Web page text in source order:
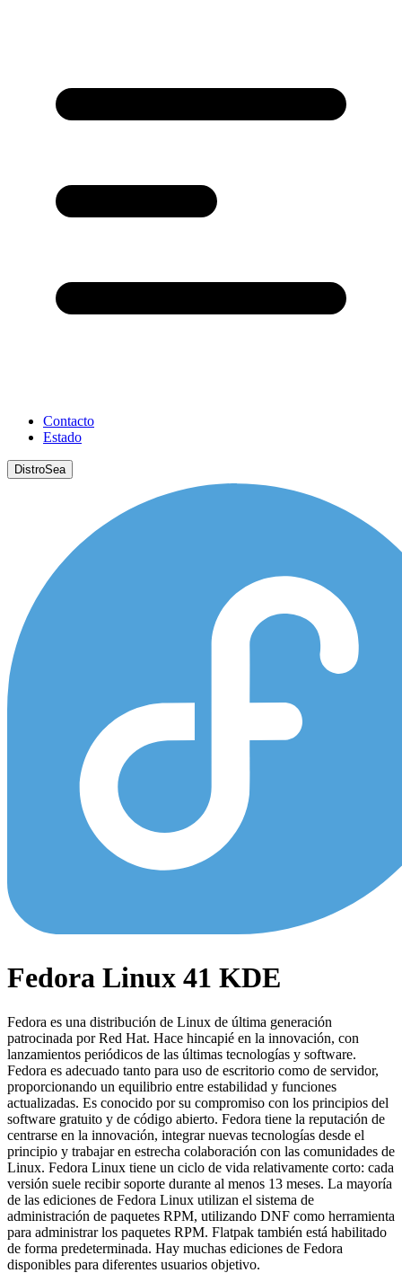
Contacto
Estado
DistroSea
Fedora Linux 41 KDE
Fedora es una distribución de Linux de última generación
patrocinada por Red Hat. Hace hincapié en la innovación, con
lanzamientos periódicos de las últimas tecnologías y software.
Fedora es adecuado tanto para uso de escritorio como de servidor,
proporcionando un equilibrio entre estabilidad y funciones
actualizadas. Es conocido por su compromiso con los principios del
software gratuito y de código abierto. Fedora tiene la reputación de
centrarse en la innovación, integrar nuevas tecnologías desde el
principio y trabajar en estrecha colaboración con las comunidades de
Linux. Fedora Linux tiene un ciclo de vida relativamente corto: cada
versión suele recibir soporte durante al menos 13 meses. La mayoría
de las ediciones de Fedora Linux utilizan el sistema de
administración de paquetes RPM, utilizando DNF como herramienta
para administrar los paquetes RPM. Flatpak también está habilitado
de forma predeterminada. Hay muchas ediciones de Fedora
disponibles para diferentes usuarios objetivo.